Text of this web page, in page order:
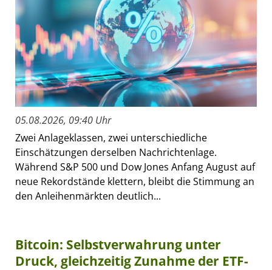
05.08.2026, 09:40 Uhr
Zwei Anlageklassen, zwei unterschiedliche
Einschätzungen derselben Nachrichtenlage.
Während S&P 500 und Dow Jones Anfang August auf
neue Rekordstände klettern, bleibt die Stimmung an
den Anleihenmärkten deutlich...
Bitcoin: Selbstverwahrung unter
Druck, gleichzeitig Zunahme der ETF-